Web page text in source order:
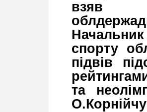
взяв
спорту
підвів
та